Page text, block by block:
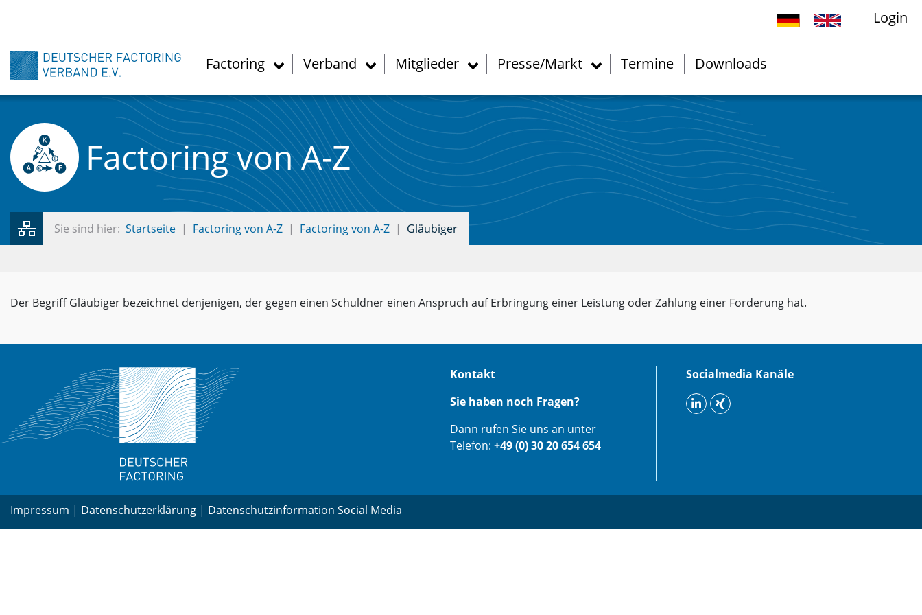
Login
Factoring Verband Mitglieder Presse/Markt Termine Downloads
Factoring von A-Z
Sie sind hier: Startseite Factoring von A-Z Factoring von A-Z Gläubiger
Der Begriff Gläubiger bezeichnet denjenigen, der gegen einen Schuldner einen Anspruch auf Erbringung einer Leistung oder Zahlung einer Forderung hat.
Kontakt
Sie haben noch Fragen?
Dann rufen Sie uns an unter
Telefon: +49 (0) 30 20 654 654
Socialmedia Kanäle
Impressum | Datenschutzerklärung | Datenschutzinformation Social Media